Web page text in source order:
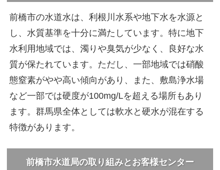
前橋市の水道水は、利根川水系や地下水を水源と
し、水質基準を十分に満たしています。特に地下
水利用地域では、濁りや臭気が少なく、良好な水
質が保たれています。ただし、一部地域では硝酸
態窒素がやや高い傾向があり、また、敷島浄水場
など一部では硬度が100mg/Lを超える場所もあり
ます。群馬県全体としては軟水と硬水が混在する
特徴があります。
前橋市水道局の取り組みとお客様センター